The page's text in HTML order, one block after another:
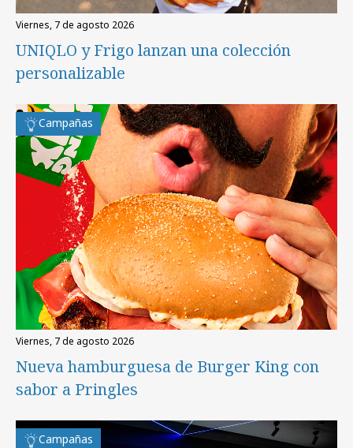
viernes, 7 de agosto 2026
UNIQLO y Frigo lanzan una colección
personalizable
Campañas
viernes, 7 de agosto 2026
Nueva hamburguesa de Burger King con
sabor a Pringles
Campañas